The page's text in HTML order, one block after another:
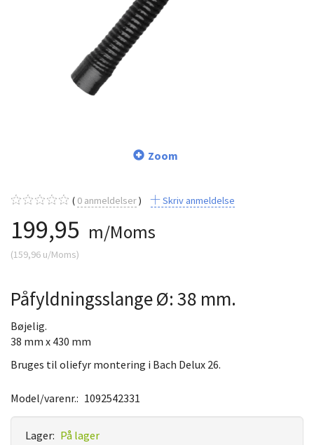
Zoom
0 anmeldelser Skriv anmeldelse
199,95 m/Moms
(159,96 u/Moms)
Påfyldningsslange Ø: 38 mm.
Bøjelig.
38 mm x 430 mm
Bruges til oliefyr montering i Bach Delux 26.
Model/varenr.: 1092542331
Lager: På lager